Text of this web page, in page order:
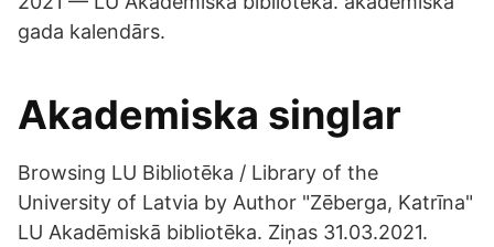
gada kalendārs.
Akademiska singlar
Browsing LU Bibliotēka / Library of the
University of Latvia by Author "Zēberga, Katrīna"
LU Akadēmiskā bibliotēka. Ziņas 31.03.2021.